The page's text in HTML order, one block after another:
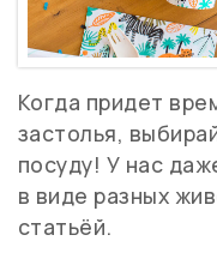
Когда придет
застолья,
посуду! У нас
в виде разных
статьёй.